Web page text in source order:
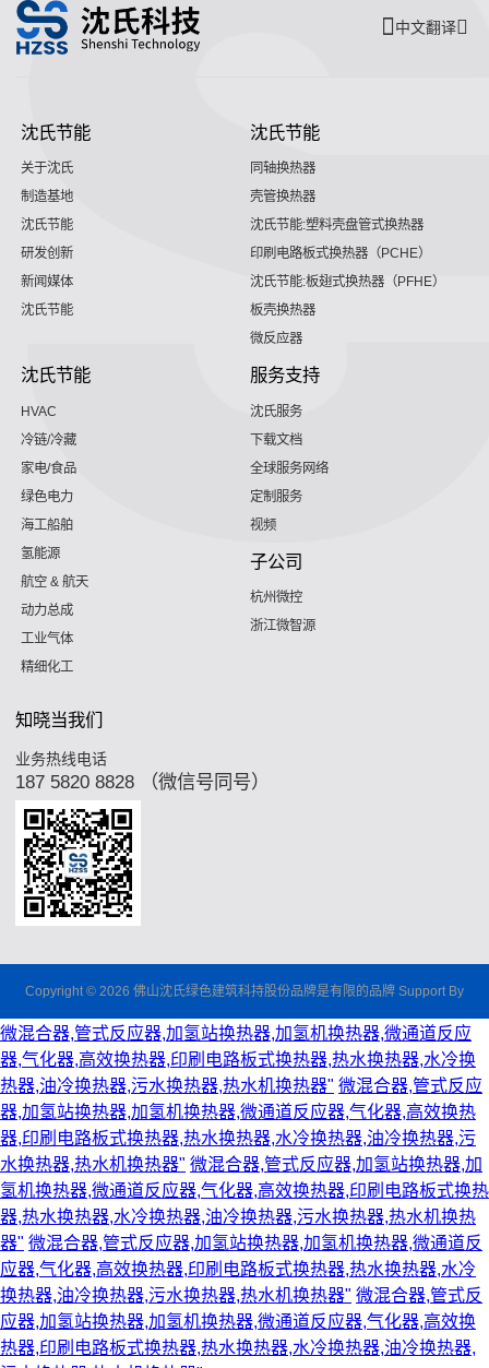
中文翻译
沈氏节能
关于沈氏
制造基地
沈氏节能
研发创新
新闻媒体
沈氏节能
沈氏节能
同轴换热器
壳管换热器
沈氏节能:塑料壳盘管式换热器
印刷电路板式换热器（PCHE）
沈氏节能:板翅式换热器（PFHE）
板壳换热器
微反应器
沈氏节能
HVAC
冷链/冷藏
家电/食品
绿色电力
海工船舶
氢能源
航空 & 航天
动力总成
工业气体
精细化工
服务支持
沈氏服务
下载文档
全球服务网络
定制服务
视频
子公司
杭州微控
浙江微智源
知晓当我们
业务热线电话
187 5820 8828 （微信号同号）
Copyright © 2026 佛山沈氏绿色建筑科持股份品牌是有限的品牌 Support By
微混合器,管式反应器,加氢站换热器,加氢机换热器,微通道反应
器,气化器,高效换热器,印刷电路板式换热器,热水换热器,水冷换
热器,油冷换热器,污水换热器,热水机换热器" 微混合器,管式反应
器,加氢站换热器,加氢机换热器,微通道反应器,气化器,高效换热
器,印刷电路板式换热器,热水换热器,水冷换热器,油冷换热器,污
水换热器,热水机换热器" 微混合器,管式反应器,加氢站换热器,加
氢机换热器,微通道反应器,气化器,高效换热器,印刷电路板式换热
器,热水换热器,水冷换热器,油冷换热器,污水换热器,热水机换热
器" 微混合器,管式反应器,加氢站换热器,加氢机换热器,微通道反
应器,气化器,高效换热器,印刷电路板式换热器,热水换热器,水冷
换热器,油冷换热器,污水换热器,热水机换热器" 微混合器,管式反
应器,加氢站换热器,加氢机换热器,微通道反应器,气化器,高效换
热器,印刷电路板式换热器,热水换热器,水冷换热器,油冷换热器,